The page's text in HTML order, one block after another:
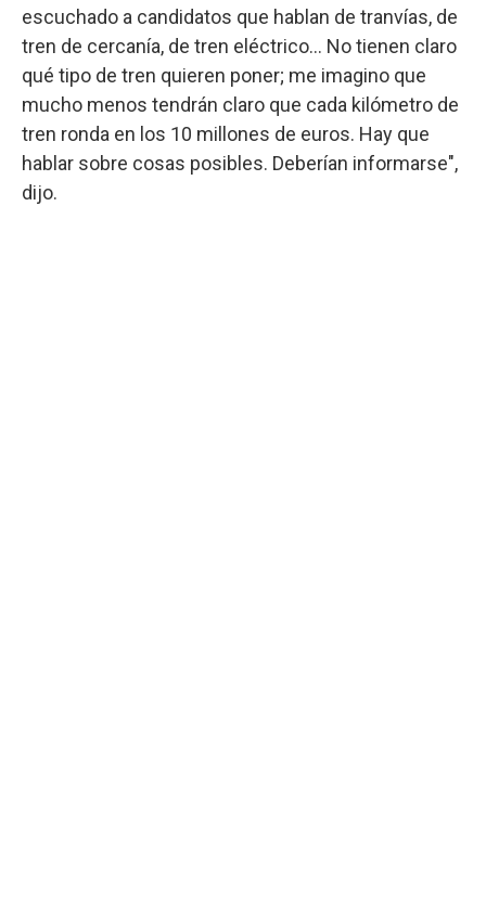
escuchado a candidatos que hablan de tranvías, de
tren de cercanía, de tren eléctrico… No tienen claro
qué tipo de tren quieren poner; me imagino que
mucho menos tendrán claro que cada kilómetro de
tren ronda en los 10 millones de euros. Hay que
hablar sobre cosas posibles. Deberían informarse",
dijo.